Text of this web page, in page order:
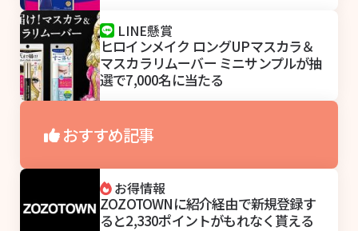
LINE懸賞
ヒロインメイク ロングUPマスカラ＆
マスカラリムーバー ミニサンプルが抽
選で7,000名に当たる
おすすめ記事
お得情報
ZOZOTOWNに紹介経由で新規登録す
ると2,330ポイントがもれなく貰える